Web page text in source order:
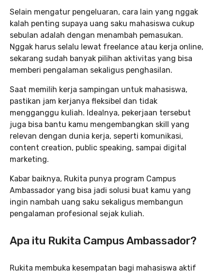
Selain mengatur pengeluaran, cara lain yang nggak
kalah penting supaya uang saku mahasiswa cukup
sebulan adalah dengan menambah pemasukan.
Nggak harus selalu lewat freelance atau kerja online,
sekarang sudah banyak pilihan aktivitas yang bisa
memberi pengalaman sekaligus penghasilan.
Saat memilih kerja sampingan untuk mahasiswa,
pastikan jam kerjanya fleksibel dan tidak
mengganggu kuliah. Idealnya, pekerjaan tersebut
juga bisa bantu kamu mengembangkan skill yang
relevan dengan dunia kerja, seperti komunikasi,
content creation, public speaking, sampai digital
marketing.
Kabar baiknya, Rukita punya program Campus
Ambassador yang bisa jadi solusi buat kamu yang
ingin nambah uang saku sekaligus membangun
pengalaman profesional sejak kuliah.
Apa itu Rukita Campus Ambassador?
Rukita membuka kesempatan bagi mahasiswa aktif